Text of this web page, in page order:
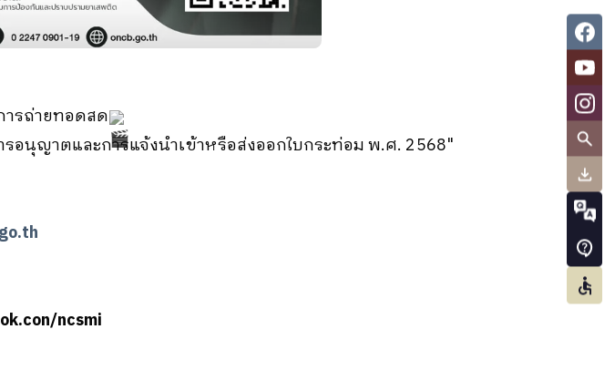
รถ่ายทอดสด
อนุญาตและการแจ้งนำเข้าหรือส่งออกใบกระท่อม พ.ศ. 2568"
ncsmi